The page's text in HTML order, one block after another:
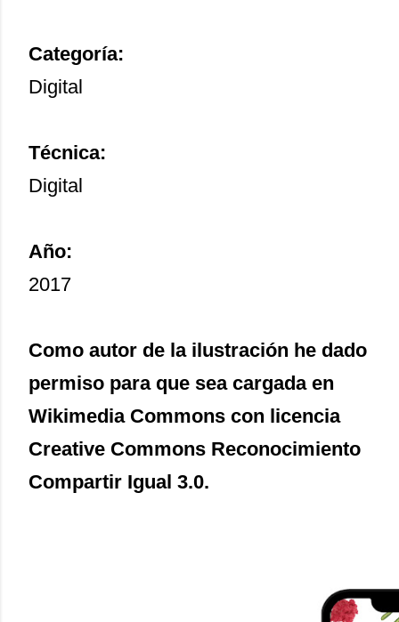
Categoría:
Digital
Técnica:
Digital
Año:
2017
Como autor de la ilustración he dado
permiso para que sea cargada en
Wikimedia Commons con licencia
Creative Commons Reconocimiento
Compartir Igual 3.0.